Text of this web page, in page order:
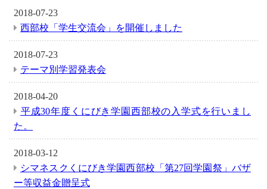
2018-07-23
西部校「学生交流会」を開催しました
2018-07-23
テーマ別学習発表会
2018-04-20
平成30年度くにびき学園西部校の入学式を行いまし
た。
2018-03-12
シマネスクくにびき学園西部校「第27回学園祭」バザ
ー等収益金贈呈式